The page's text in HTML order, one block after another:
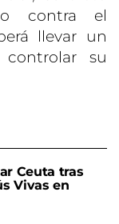
contra el
llevar un
su
Ceuta tras
Vivas en